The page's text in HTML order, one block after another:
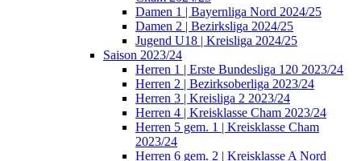
Damen 1 | Bayernliga Nord 2024/25
Damen 2 | Bezirksliga 2024/25
Jugend U18 | Kreisliga 2024/25
Saison 2023/24
Herren 1 | Erste Bundesliga 120 2023/24
Herren 2 | Bezirksoberliga 2023/24
Herren 3 | Kreisliga 2 2023/24
Herren 4 | Kreisklasse Cham 2023/24
Herren 5 gem. 1 | Kreisklasse Cham
2023/24
Herren 6 gem. 2 | Kreisklasse A Nord